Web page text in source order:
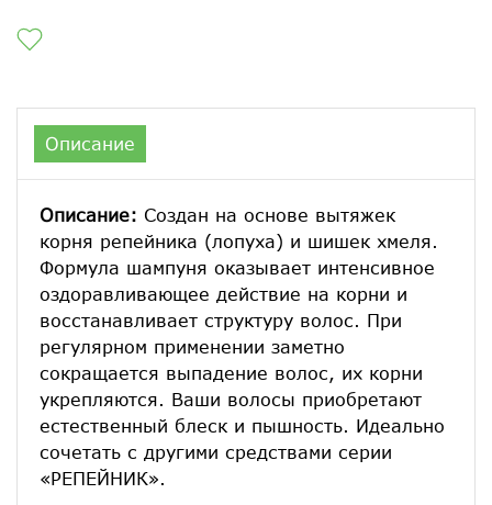
Описание
Описание: Создан на основе вытяжек
корня репейника (лопуха) и шишек хмеля.
Формула шампуня оказывает интенсивное
оздоравливающее действие на корни и
восстанавливает структуру волос. При
регулярном применении заметно
сокращается выпадение волос, их корни
укрепляются. Ваши волосы приобретают
естественный блеск и пышность. Идеально
сочетать с другими средствами серии
«РЕПЕЙНИК».